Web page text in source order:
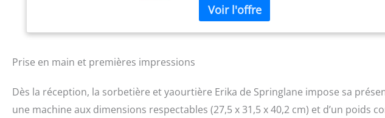
fonctionnalité le pré-refroidissement. Cela
onctuosité incroyable. Bien entendu, Erika
glace finie de fondre. EFFET SONORE - Avec
30 jours.
Prise en main et premières impressions
Dès la réception, la sorbetière et yaourtière Erika de Springlane impose sa
une machine aux dimensions respectables (27,5 x 31,5 x 40,2 cm) et d’un poids